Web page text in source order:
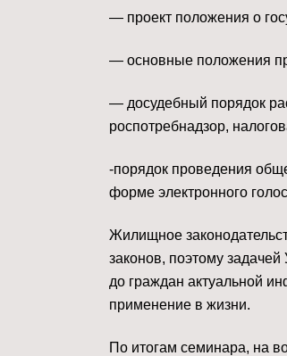
— проект положения о
— основные положения
— досудебный порядок
роспотребнадзор,
-порядок проведения
форме электронного
Жилищное
законов, поэтому
до граждан актуальной
применение в жизни.
По итогам семинара, на